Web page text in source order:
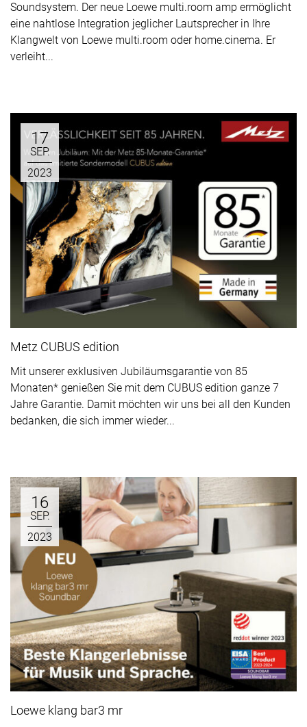
Soundsystem. Der neue Loewe multi.room amp ermöglicht
eine nahtlose Integration jeglicher Lautsprecher in Ihre
Klangwelt von Loewe multi.room oder home.cinema. Er
verleiht...
17
SEP.
2023
Metz CUBUS edition
Mit unserer exklusiven Jubiläumsgarantie von 85
Monaten* genießen Sie mit dem CUBUS edition ganze 7
Jahre Garantie. Damit möchten wir uns bei all den Kunden
bedanken, die sich immer wieder...
16
SEP.
2023
Loewe klang bar3 mr